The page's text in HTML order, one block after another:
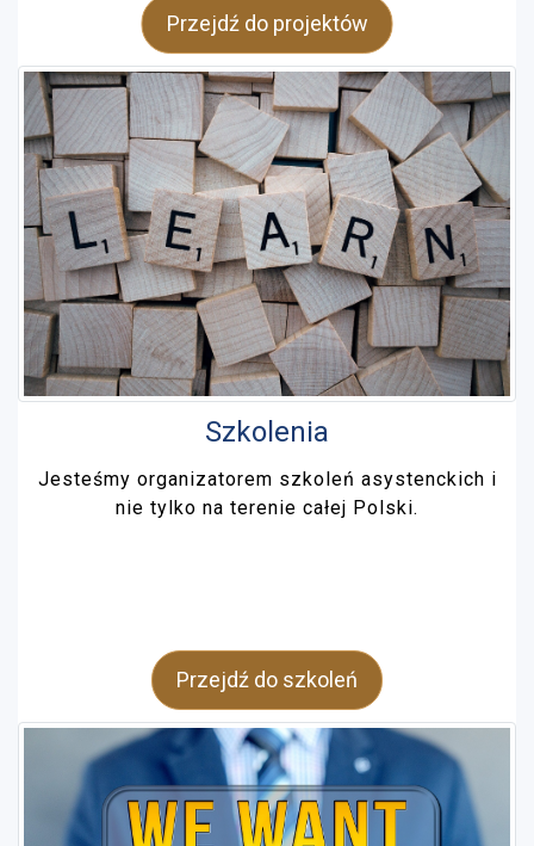
Przejdź do projektów
Szkolenia
Jesteśmy organizatorem szkoleń asystenckich i
nie tylko na terenie całej Polski.
Przejdź do szkoleń